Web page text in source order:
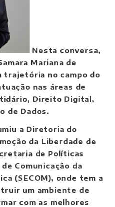
Nesta conversa,
Mariana de
trajetória no campo do
nas áreas de
Direito Digital,
de Dados.
a Diretoria do
da Liberdade de
de Políticas
Comunicação da
(SECOM), onde tem a
um ambiente de
com as melhores